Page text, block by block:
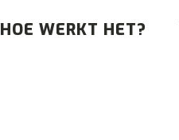
HOE WERKT HET?